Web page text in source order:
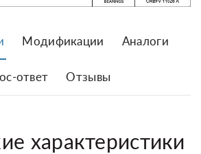
Модификации Аналоги
ответ Отзывы
характеристики